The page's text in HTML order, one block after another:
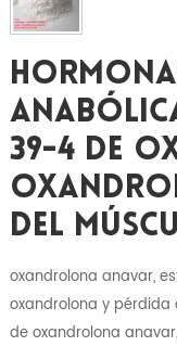
39-4 De
Del
oxandrolona anavar,
oxandrolona y pérdida
de oxandrolona